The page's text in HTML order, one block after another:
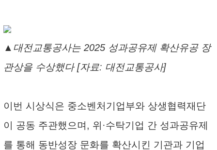
▲대전교통공사는 2025 성과공유제 확산유공 장
관상을 수상했다 [자료: 대전교통공사]
이번 시상식은 중소벤처기업부와 상생협력재단
이 공동 주관했으며, 위·수탁기업 간 성과공유제
를 통해 동반성장 문화를 확산시킨 기관과 기업